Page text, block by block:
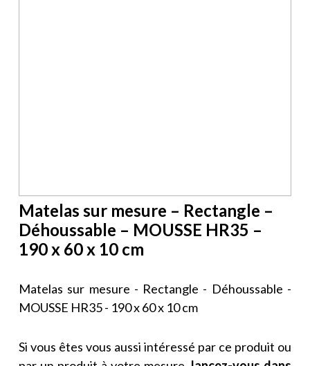
Matelas sur mesure – Rectangle –
Déhoussable – MOUSSE HR35 –
190 x 60 x 10 cm
Matelas sur mesure - Rectangle - Déhoussable -
MOUSSE HR35 - 190 x 60 x 10 cm
Si vous êtes vous aussi intéressé par ce produit ou